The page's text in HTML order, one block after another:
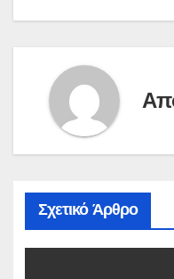
Σχετικό Άρθρο